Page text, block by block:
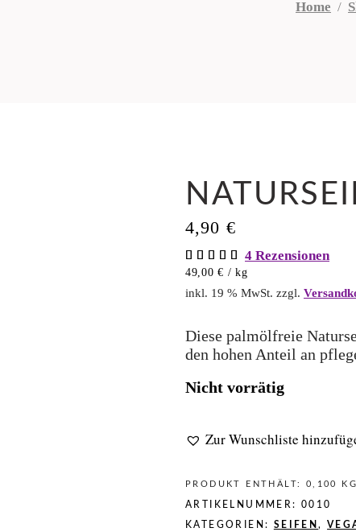
Home /
4,90 €
Bewertet
mit
5.00
von 5,
4
Kundenbewertungen
4 Rezensionen
49,00€ /kg
inkl. 19 % MwSt. zzgl.
Diese palmölfreie
den hohen Anteil an
Nicht vorrätig
Zur Wunschliste
PRODUKT ENTHÄLT: 0,100 KG
ARTIKELNUMMER: 0010
KATEGORIEN: SEIFEN,